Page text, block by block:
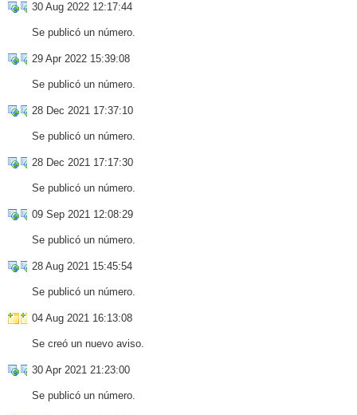
30 Aug 2022 12:17:44
Se publicó un número.
29 Apr 2022 15:39:08
Se publicó un número.
28 Dec 2021 17:37:10
Se publicó un número.
28 Dec 2021 17:17:30
Se publicó un número.
09 Sep 2021 12:08:29
Se publicó un número.
28 Aug 2021 15:45:54
Se publicó un número.
04 Aug 2021 16:13:08
Se creó un nuevo aviso.
30 Apr 2021 21:23:00
Se publicó un número.